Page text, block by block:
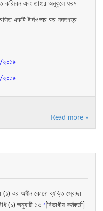
করিবেন এবং তাহার অনুকূলে ফরম
একটি টার্নওভার কর সনদপত্র
২০১৯
২০১৯
Read more »
(১) এর অধীন কোনো ব্যক্তি স্বেচ্ছা
(১) অনুযায়ী ১৩ ১ [বিভাগীয় কর্মকর্তা]